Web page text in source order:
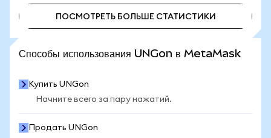
ПОСМОТРЕТЬ БОЛЬШЕ СТАТИСТИКИ
Способы использования UNGon в MetaMask
Купить UNGon
Начните всего за пару нажатий.
Продать UNGon